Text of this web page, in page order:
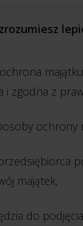
i zgodna z
ochrony
majątek,
do